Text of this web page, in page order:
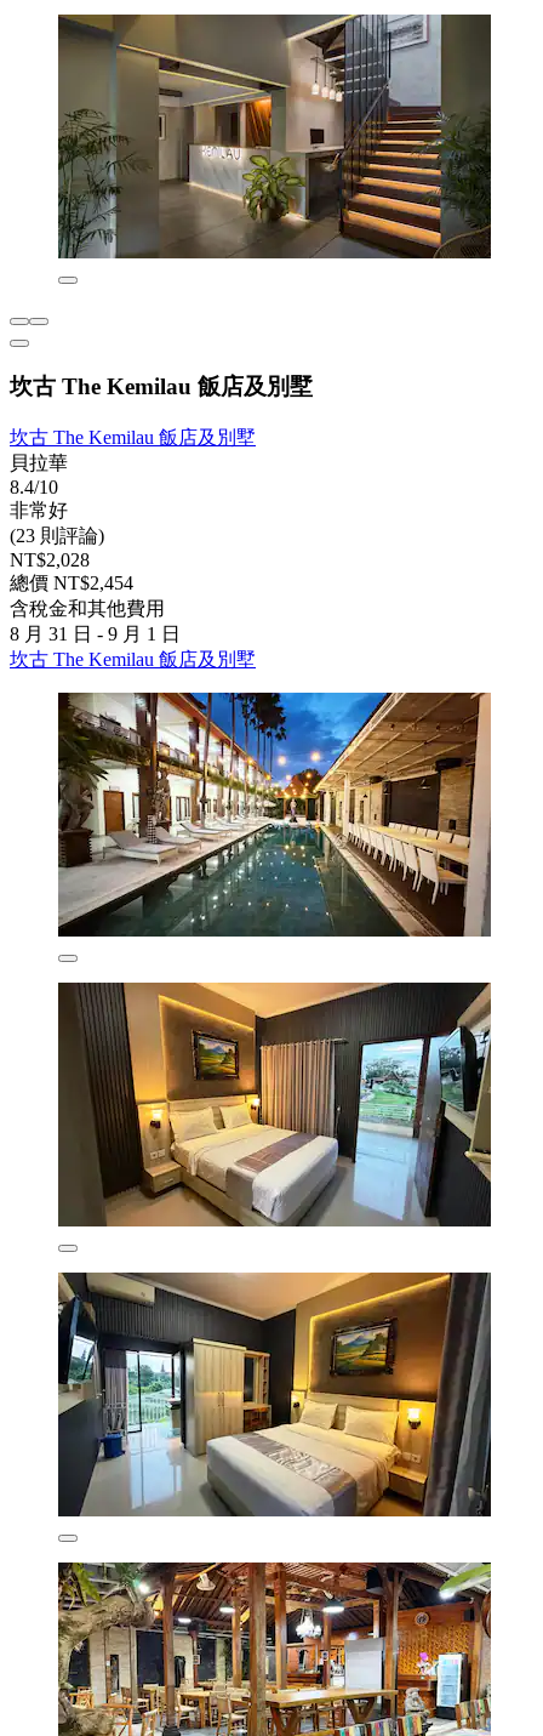
坎古 The Kemilau 飯店及別墅
坎古 The Kemilau 飯店及別墅
貝拉華
8.4/10
非常好
(23 則評論)
NT$2,028
總價 NT$2,454
含稅金和其他費用
8 月 31 日 - 9 月 1 日
坎古 The Kemilau 飯店及別墅